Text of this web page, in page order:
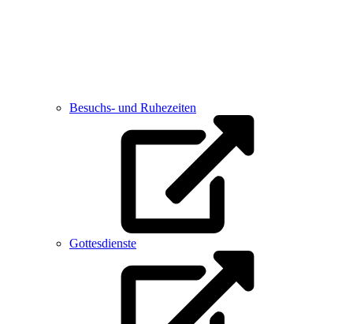
Besuchs- und Ruhezeiten
Gottesdienste